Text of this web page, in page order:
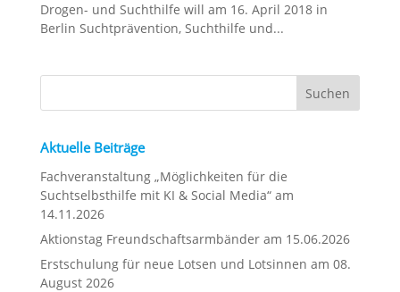
Drogen- und Suchthilfe will am 16. April 2018 in
Berlin Suchtprävention, Suchthilfe und...
Aktuelle Beiträge
Fachveranstaltung „Möglichkeiten für die
Suchtselbsthilfe mit KI & Social Media“ am
14.11.2026
Aktionstag Freundschaftsarmbänder am 15.06.2026
Erstschulung für neue Lotsen und Lotsinnen am 08.
August 2026